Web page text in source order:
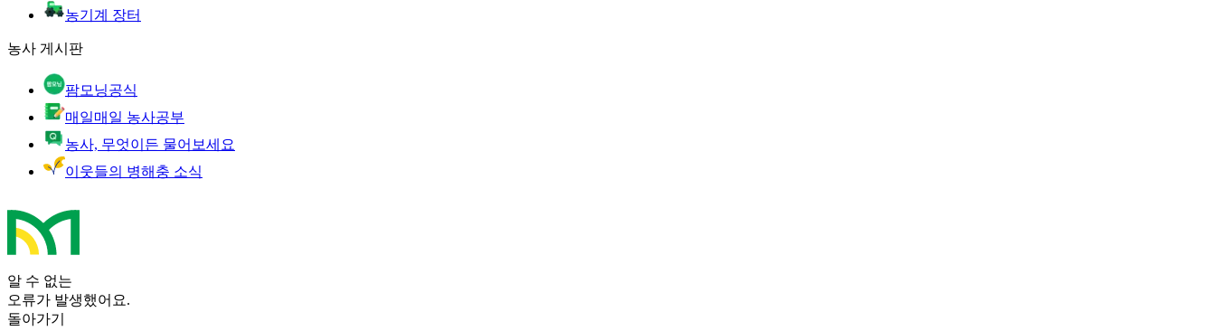
농기계 장터
농사 게시판
팜모닝공식
매일매일 농사공부
농사, 무엇이든 물어보세요
이웃들의 병해충 소식
알 수 없는
오류가 발생했어요.
돌아가기